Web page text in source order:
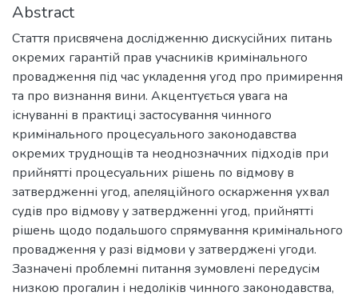
Abstract
Стаття присвячена дослідженню дискусійних питань
окремих гарантій прав учасників кримінального
провадження під час укладення угод про примирення
та про визнання вини. Акцентується увага на
існуванні в практиці застосування чинного
кримінального процесуального законодавства
окремих труднощів та неоднозначних підходів при
прийнятті процесуальних рішень по відмову в
затвердженні угод, апеляційного оскарження ухвал
судів про відмову у затвердженні угод, прийнятті
рішень щодо подальшого спрямування кримінального
провадження у разі відмови у затверджені угоди.
Зазначені проблемні питання зумовлені передусім
низкою прогалин і недоліків чинного законодавства,